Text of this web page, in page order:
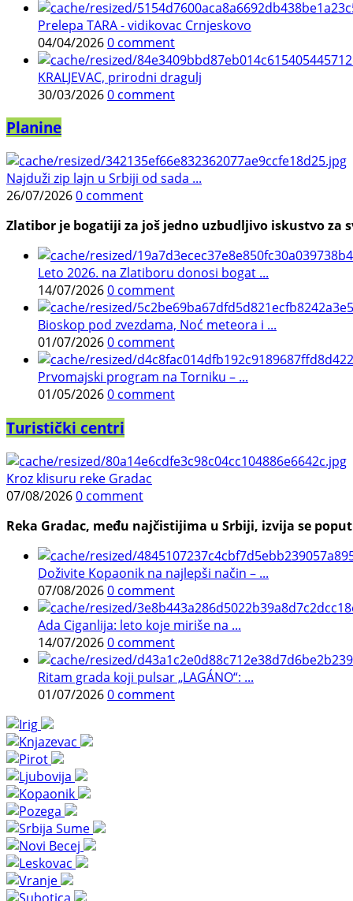
Prelepa TARA - vidikovac Crnjeskovo
04/04/20260 comment
KRALJEVAC, prirodni dragulj
30/03/20260 comment
Planine
Najduži zip lajn u Srbiji od sada ...
26/07/20260 comment
Zlatibor je bogatiji za još jedno uzbudljivo iskustvo
Leto 2026. na Zlatiboru donosi bogat ...
14/07/20260 comment
Bioskop pod zvezdama, Noć meteora i ...
01/07/20260 comment
Prvomajski program na Torniku – ...
01/05/20260 comment
Turistički centri
Kroz klisuru reke Gradac
07/08/20260 comment
Reka Gradac, među najčistijima u Srbiji, izvija se
Doživite Kopaonik na najlepši način – ...
07/08/20260 comment
Ada Ciganlija: leto koje miriše na ...
14/07/20260 comment
Ritam grada koji pulsar „LAGÁNO“: ...
01/07/20260 comment